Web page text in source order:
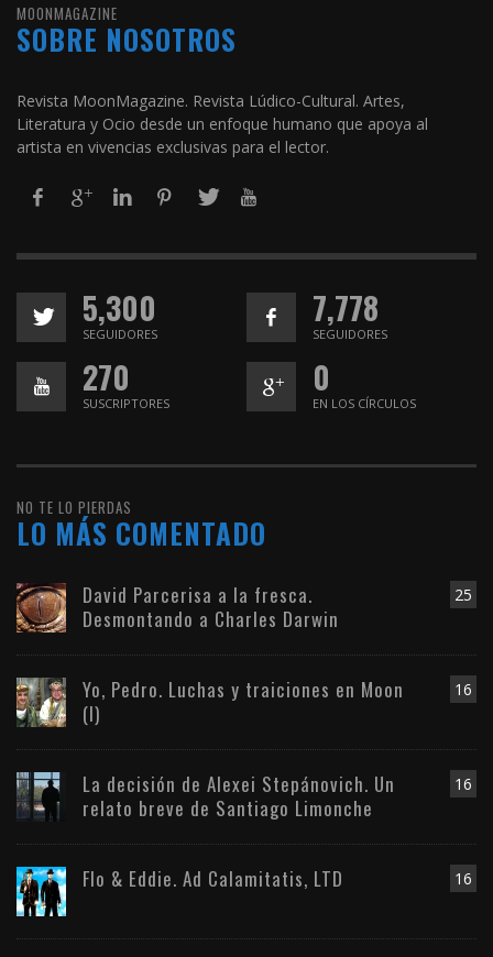
MOONMAGAZINE
SOBRE NOSOTROS
Revista MoonMagazine. Revista Lúdico-Cultural. Artes,
Literatura y Ocio desde un enfoque humano que apoya al
artista en vivencias exclusivas para el lector.
5,300
SEGUIDORES
7,778
SEGUIDORES
270
SUSCRIPTORES
0
EN LOS CÍRCULOS
NO TE LO PIERDAS
LO MÁS COMENTADO
25
David Parcerisa a la fresca.
Desmontando a Charles Darwin
16
Yo, Pedro. Luchas y traiciones en Moon
(I)
16
La decisión de Alexei Stepánovich. Un
relato breve de Santiago Limonche
16
Flo & Eddie. Ad Calamitatis, LTD